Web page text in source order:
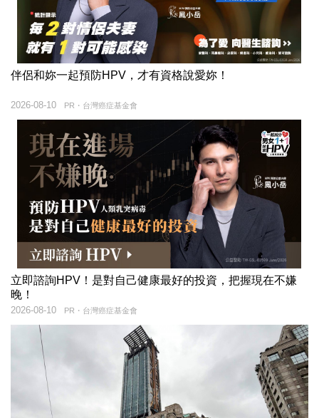
伴侶和妳一起預防HPV，才有資格說愛妳！
PR・台灣癌症基金會
2026-08-10
立即諮詢HPV！是對自己健康最好的投資，把握現在不嫌
晚！
PR・台灣癌症基金會
2026-08-10